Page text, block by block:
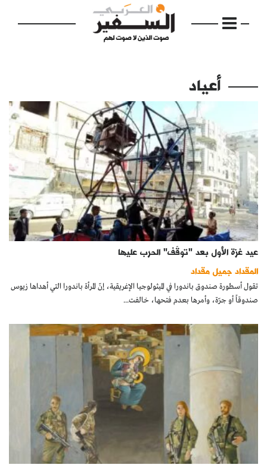
الرئيسية
مواضيع
إفتتاحية
فكرة
دفاتر
بالصورة
كتّابنا
الأرشيف
أعياد
عيد غزة الأول بعد "توقّف" الحرب عليها
المقداد جميل مقداد
تقول أسطورة صندوق باندورا في الميثولوجيا الإغريقية، إنّ المرأة باندورا التي أهداها زيوس
صندوقاً أو جرّة، وأمرها بعدم فتحها، خالفت...